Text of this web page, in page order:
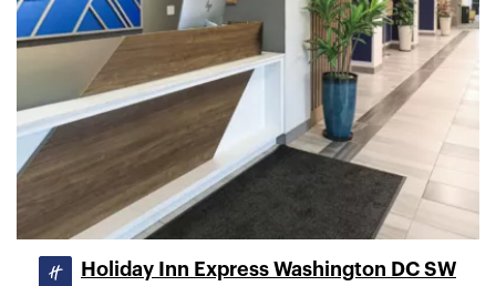
Holiday Inn Express Washington DC SW